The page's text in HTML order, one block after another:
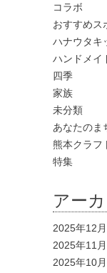
コラボ
おすすめス
ハナウタキ
ハンドメイ
四季
家族
未分類
あなたのま
熊本クラフ
特集
アー
2025年12月
2025年11月
2025年10月